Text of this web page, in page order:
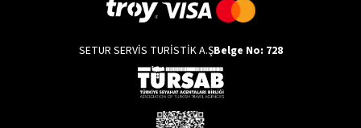
SETUR SERVİS TURİSTİK A.ŞBelge No: 728